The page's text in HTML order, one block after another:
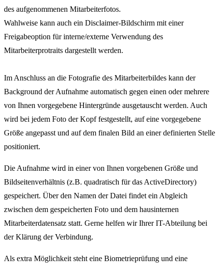
des aufgenommenen Mitarbeiterfotos.
Wahlweise kann auch ein Disclaimer-Bildschirm mit einer
Freigabeoption für interne/externe Verwendung des
Mitarbeiterprotraits dargestellt werden.
Im Anschluss an die Fotografie des Mitarbeiterbildes kann der
Background der Aufnahme automatisch gegen einen oder mehrere
von Ihnen vorgegebene Hintergründe ausgetauscht werden. Auch
wird bei jedem Foto der Kopf festgestellt, auf eine vorgegebene
Größe angepasst und auf dem finalen Bild an einer definierten Stelle
positioniert.
Die Aufnahme wird in einer von Ihnen vorgebenen Größe und
Bildseitenverhältnis (z.B. quadratisch für das ActiveDirectory)
gespeichert. Über den Namen der Datei findet ein Abgleich
zwischen dem gespeicherten Foto und dem hausinternen
Mitarbeiterdatensatz statt. Gerne helfen wir Ihrer IT-Abteilung bei
der Klärung der Verbindung.
Als extra Möglichkeit steht eine Biometrieprüfung und eine